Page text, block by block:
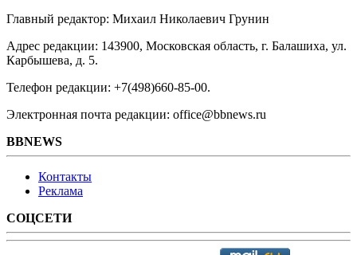
Главный редактор: Михаил Николаевич Грунин
Адрес редакции: 143900, Московская область, г. Балашиха, ул.
Карбышева, д. 5.
Телефон редакции: +7(498)660-85-00.
Электронная почта редакции: office@bbnews.ru
BBNEWS
Контакты
Реклама
СОЦСЕТИ